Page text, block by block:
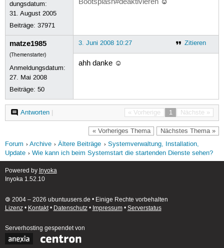
dungsdatum:
31. August 2005
Beiträge:37971
Bootsplash#deaktivieren☺
matze1985
(Themenstarter)
Anmeldungsdatum:
27. Mai 2008
Beiträge:50
Zitieren
3. Juni 2008 10:27
ahh danke ☺
« Vorherige 1 Nächste »
Antworten|
« Vorheriges Thema Nächstes Thema »
Forum Archive Ältere Beiträge
Systemverwaltung, Installation,
Update
Wie kann ich beim Systemstart die startenden Dienste sehen?
Powered by Inyoka
Inyoka 1.52.10
🄯 2004 – 2026 ubuntuusers.de • Einige Rechte vorbehalten
Lizenz• Kontakt• Datenschutz• Impressum• Serverstatus
Serverhosting gespendet von